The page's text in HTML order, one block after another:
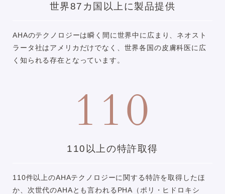
世界87カ国以上に製品提供
AHAのテクノロジーは瞬く間に世界中に広まり、ネオスト
ラータ社はアメリカだけでなく、世界各国の皮膚科医に広
く知られる存在となっています。
110
110以上の特許取得
110件以上のAHAテクノロジーに関する特許を取得したほ
か、次世代のAHAとも言われるPHA（ポリ・ヒドロキシ